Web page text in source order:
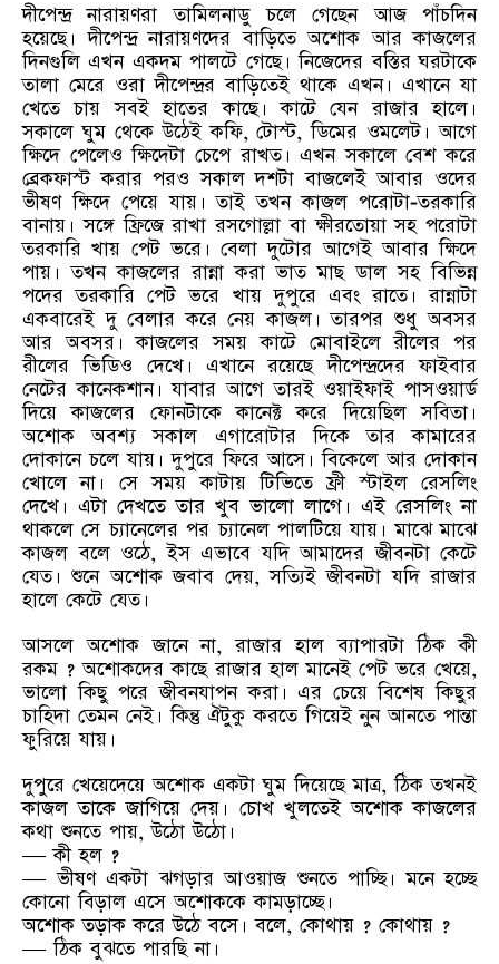
দীপেন্দ্র নারায়ণরা তামিলনাডু চলে গেছেন আজ পাঁচদিন
হয়েছে। দীপেন্দ্র নারায়ণদের বাড়িতে অশোক আর কাজলের
দিনগুলি এখন একদম পালটে গেছে। নিজেদের বস্তির ঘরটাকে
তালা মেরে ওরা দীপেন্দ্রর বাড়িতেই থাকে এখন। এখানে যা
খেতে চায় সবই হাতের কাছে। কাটে যেন রাজার হালে।
সকালে ঘুম থেকে উঠেই কফি, টোস্ট, ডিমের ওমলেট। আগে
ক্ষিদে পেলেও ক্ষিদেটা চেপে রাখত। এখন সকালে বেশ করে
ব্রেকফাস্ট করার পরও সকাল দশটা বাজলেই আবার ওদের
ভীষণ ক্ষিদে পেয়ে যায়। তাই তখন কাজল পরোটা-তরকারি
বানায়। সঙ্গে ফ্রিজে রাখা রসগোল্লা বা ক্ষীরতোয়া সহ পরোটা
তরকারি খায় পেট ভরে। বেলা দুটোর আগেই আবার ক্ষিদে
পায়। তখন কাজলের রান্না করা ভাত মাছ ডাল সহ বিভিন্ন
পদের তরকারি পেট ভরে খায় দুপুরে এবং রাতে। রান্নাটা
একবারেই দু বেলার করে নেয় কাজল। তারপর শুধু অবসর
আর অবসর। কাজলের সময় কাটে মোবাইলে রীলের পর
রীলের ভিডিও দেখে। এখানে রয়েছে দীপেন্দ্রদের ফাইবার
নেটের কানেকশান। যাবার আগে তারই ওয়াইফাই পাসওয়ার্ড
দিয়ে কাজলের ফোনটাকে কানেক্ট করে দিয়েছিল সবিতা।
অশোক অবশ্য সকাল এগারোটার দিকে তার কামারের
দোকানে চলে যায়। দুপুরে ফিরে আসে। বিকেলে আর দোকান
খোলে না। সে সময় কাটায় টিভিতে ফ্রী স্টাইল রেসলিং
দেখে। এটা দেখতে তার খুব ভালো লাগে। এই রেসলিং না
থাকলে সে চ্যানেলের পর চ্যানেল পালটিয়ে যায়। মাঝে মাঝে
কাজল বলে ওঠে, ইস এভাবে যদি আমাদের জীবনটা কেটে
যেত। শুনে অশোক জবাব দেয়, সত্যিই জীবনটা যদি রাজার
হালে কেটে যেত।
আসলে অশোক জানে না, রাজার হাল ব্যাপারটা ঠিক কী
রকম ? অশোকদের কাছে রাজার হাল মানেই পেট ভরে খেয়ে,
ভালো কিছু পরে জীবনযাপন করা। এর চেয়ে বিশেষ কিছুর
চাহিদা তেমন নেই। কিন্তু ঐটুকু করতে গিয়েই নুন আনতে পান্তা
ফুরিয়ে যায়।
দুপুরে খেয়েদেয়ে অশোক একটা ঘুম দিয়েছে মাত্র, ঠিক তখনই
কাজল তাকে জাগিয়ে দেয়। চোখ খুলতেই অশোক কাজলের
কথা শুনতে পায়, উঠো উঠো।
— কী হল ?
— ভীষণ একটা ঝগড়ার আওয়াজ শুনতে পাচ্ছি। মনে হচ্ছে
কোনো বিড়াল এসে অশোককে কামড়াচ্ছে।
অশোক তড়াক করে উঠে বসে। বলে, কোথায় ? কোথায় ?
— ঠিক বুঝতে পারছি না।